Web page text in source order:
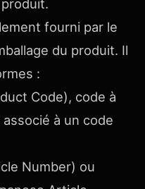
fourni par le
du produit. Il
:
Code), code à
à un code
Number) ou